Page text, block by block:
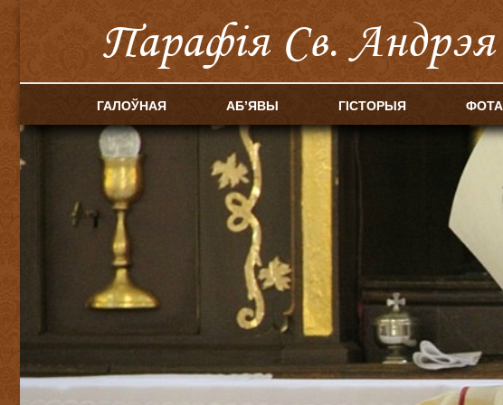
Парафія Cв.
ГАЛОЎНАЯ АБ’ЯВЫ ГІСТОРЫЯ